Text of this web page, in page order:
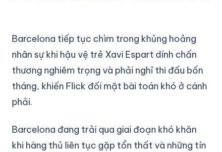
Barcelona tiếp tục chìm trong khủng hoảng
nhân sự khi hậu vệ trẻ Xavi Espart dính chấn
thương nghiêm trọng và phải nghỉ thi đấu bốn
tháng, khiến Flick đối mặt bài toán khó ở cánh
phải.
Barcelona đang trải qua giai đoạn khó khăn
khi hàng thủ liên tục gặp tổn thất và những tín